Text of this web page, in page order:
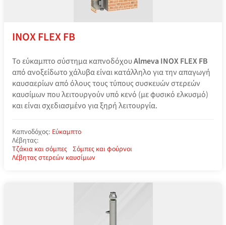
INOX FLEX FB
Το εύκαμπτο σύστημα καπνοδόχουAlmeva INOX FLEX FB
από ανοξείδωτο χάλυβα είναι κατάλληλο για την απαγωγή
καυσαερίων από όλους τους τύπους συσκευών στερεών
καυσίμων που λειτουργούν υπό κενό (με φυσικό ελκυσμό)
και είναι σχεδιασμένο για ξηρή λειτουργία.
Καπνοδόχος: Εύκαμπτο
Λέβητας:
Τζάκια και σόμπες Σόμπες και φούρνοι
Λέβητας στερεών καυσίμων